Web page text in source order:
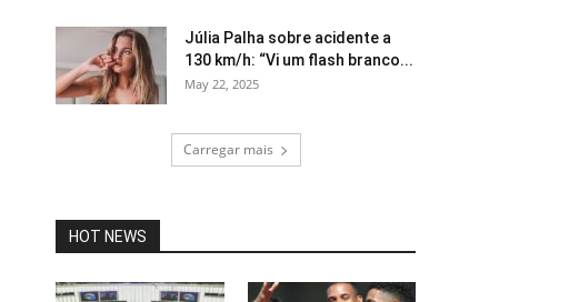
Júlia Palha sobre acidente a
130 km/h: “Vi um flash branco...
May 22, 2025
Carregar mais
HOT NEWS